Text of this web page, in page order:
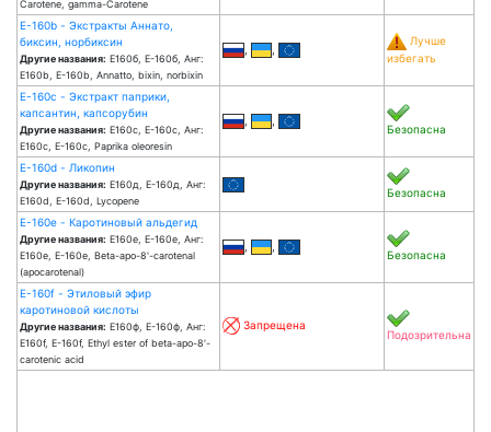
Carotene, gamma-Carotene
Е-160b - Экстракты Аннато,
биксин, норбиксин
Другие названия: Е160б, Е-160б, Анг:
E160b, E-160b, Annatto, bixin, norbixin
Лучше
избегать
Е-160c - Экстракт паприки,
капсантин, капсорубин
Другие названия: Е160с, Е-160с, Анг:
E160c, E-160c, Paprika oleoresin
Безопасна
Е-160d - Ликопин
Другие названия: Е160д, Е-160д, Анг:
E160d, E-160d, Lycopene
Безопасна
Е-160e - Каротиновый альдегид
Другие названия: Е160е, Е-160е, Анг:
E160e, E-160e, Beta-apo-8'-carotenal
(apocarotenal)
Безопасна
Е-160f - Этиловый эфир
каротиновой кислоты
Другие названия: Е160ф, Е-160ф, Анг:
E160f, E-160f, Ethyl ester of beta-apo-8'-
carotenic acid
Запрещена
Подозрительна